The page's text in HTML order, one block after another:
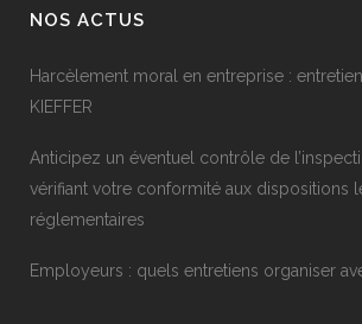
NOS ACTUS
Harcèlement moral en entreprise :
KIEFFER
Anticipez un éventuel contrôle de
vérifiant votre conformité aux dispositions
réglementaires
Employeurs : quels entretiens organiser